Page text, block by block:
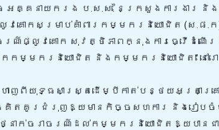
គ្គនាយករង ប.ស.ស. នៃក្រសួងការងារ និង
គោកសម្រាប់គាំពារកម្មករនិយោជិត (ស.ផ.ក)
ផ្លូវគោក សុវត្ថិភាពក្នុងការធ្វើដំណើរ
រនិយោជិត និងកម្មករនិយោជិត” នៅរោងចក្រ
យុទ្ធសាស្ត្រដើម្បីកាត់បន្ថយអត្រាគ្រោះ
គូរជំរុញឱ្យមានកិច្ចសហការ និងរៀបចំម
នាក់ចរាចរណ៍ដល់កម្មករនិយោជិតឱ្យបានជ